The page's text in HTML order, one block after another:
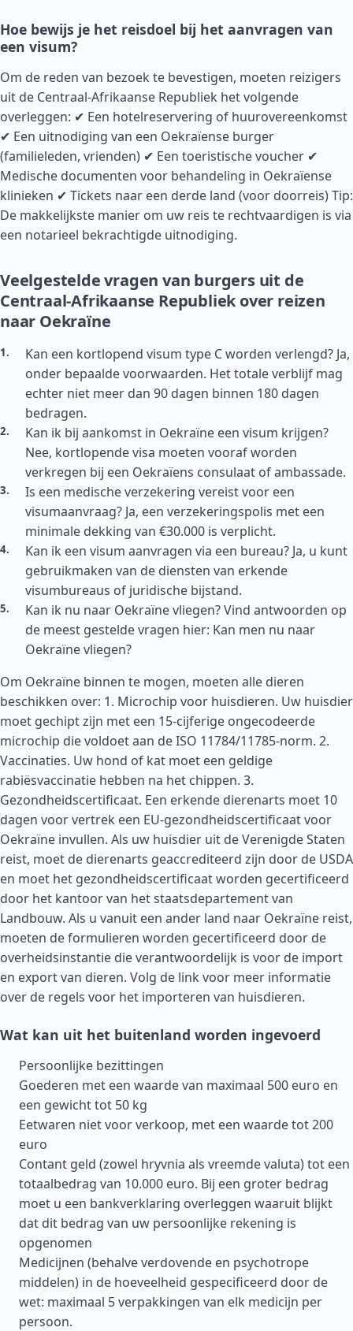
Hoe bewijs je het reisdoel bij het aanvragen van
een visum?
Om de reden van bezoek te bevestigen, moeten reizigers
uit de Centraal-Afrikaanse Republiek het volgende
overleggen: ✔ Een hotelreservering of huurovereenkomst
✔ Een uitnodiging van een Oekraïense burger
(familieleden, vrienden) ✔ Een toeristische voucher ✔
Medische documenten voor behandeling in Oekraïense
klinieken ✔ Tickets naar een derde land (voor doorreis) Tip:
De makkelijkste manier om uw reis te rechtvaardigen is via
een notarieel bekrachtigde uitnodiging.
Veelgestelde vragen van burgers uit de
Centraal-Afrikaanse Republiek over reizen
naar Oekraïne
Kan een kortlopend visum type C worden verlengd? Ja,
onder bepaalde voorwaarden. Het totale verblijf mag
echter niet meer dan 90 dagen binnen 180 dagen
bedragen.
Kan ik bij aankomst in Oekraïne een visum krijgen?
Nee, kortlopende visa moeten vooraf worden
verkregen bij een Oekraïens consulaat of ambassade.
Is een medische verzekering vereist voor een
visumaanvraag? Ja, een verzekeringspolis met een
minimale dekking van €30.000 is verplicht.
Kan ik een visum aanvragen via een bureau? Ja, u kunt
gebruikmaken van de diensten van erkende
visumbureaus of juridische bijstand.
Kan ik nu naar Oekraïne vliegen? Vind antwoorden op
de meest gestelde vragen hier: Kan men nu naar
Oekraïne vliegen?
Om Oekraïne binnen te mogen, moeten alle dieren
beschikken over: 1. Microchip voor huisdieren. Uw huisdier
moet gechipt zijn met een 15-cijferige ongecodeerde
microchip die voldoet aan de ISO 11784/11785-norm. 2.
Vaccinaties. Uw hond of kat moet een geldige
rabiësvaccinatie hebben na het chippen. 3.
Gezondheidscertificaat. Een erkende dierenarts moet 10
dagen voor vertrek een EU-gezondheidscertificaat voor
Oekraïne invullen. Als uw huisdier uit deVerenigde Staten
reist, moet de dierenarts geaccrediteerd zijn door de USDA
en moet het gezondheidscertificaat worden gecertificeerd
door het kantoor van het staatsdepartement van
Landbouw. Als u vanuit een ander land naar Oekraïne reist,
moeten de formulieren worden gecertificeerd door de
overheidsinstantie die verantwoordelijk is voor de import
en export van dieren. Volg de link voor meer informatie
over de regels voor het importeren van huisdieren.
Wat kan uit het buitenland worden ingevoerd
Persoonlijke bezittingen
Goederen met een waarde van maximaal 500 euro en
een gewicht tot 50 kg
Eetwaren niet voor verkoop, met een waarde tot 200
euro
Contant geld (zowel hryvnia als vreemde valuta) tot een
totaalbedrag van 10.000 euro. Bij een groter bedrag
moet u een bankverklaring overleggen waaruit blijkt
dat dit bedrag van uw persoonlijke rekening is
opgenomen
Medicijnen (behalve verdovende en psychotrope
middelen) in de hoeveelheid gespecificeerd door de
wet: maximaal 5 verpakkingen van elk medicijn per
persoon.